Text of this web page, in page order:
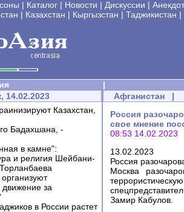
| Каталог | Новости | Дискуссии |
| Казахстан | Кыргызстан | Таджикистан |
|
14.02.2023
Казахстан,
Бадахшана, -
в камне":
и религия Шейбани-
за
в России растет
Афганистан |
Россия
свое мнение
08:53 14.02.2023
13.02.2023
Россия
Москва
Замир Кабулов.